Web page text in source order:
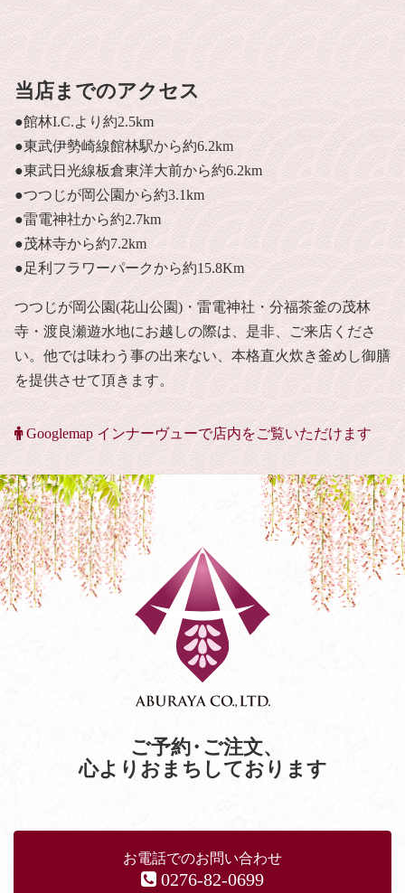
当店までのアクセス
●館林I.C.より約2.5km
●東武伊勢崎線館林駅から約6.2km
●東武日光線板倉東洋大前から約6.2km
●つつじが岡公園から約3.1km
●雷電神社から約2.7km
●茂林寺から約7.2km
●足利フラワーパークから約15.8Km
つつじが岡公園(花山公園)・雷電神社・分福茶釜の茂林
寺・渡良瀬遊水地にお越しの際は、是非、ご来店くださ
い。他では味わう事の出来ない、本格直火炊き釜めし御膳
を提供させて頂きます。
Googlemap インナーヴューで店内をご覧いただけます
ご予約・ご注文、
心よりおまちしております
お電話でのお問い合わせ
0276-82-0699